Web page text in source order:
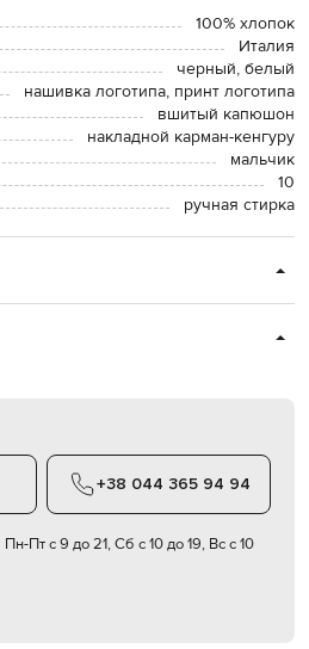
100% хлопок
Италия
черный, белый
нашивка логотипа, принт логотипа
вшитый капюшон
накладной карман-кенгуру
мальчик
10
ручная стирка
+38 044 365 94 94
Пн-Пт с 9 до 21, Сб с 10 до 19, Вс с 10